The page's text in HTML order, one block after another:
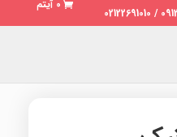
0 آیتم